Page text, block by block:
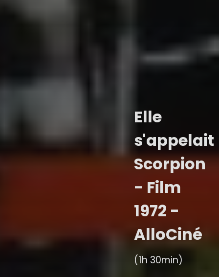
Elle
s'appelait
Scorpion
- Film
1972 -
AlloCiné
(1h 30min)